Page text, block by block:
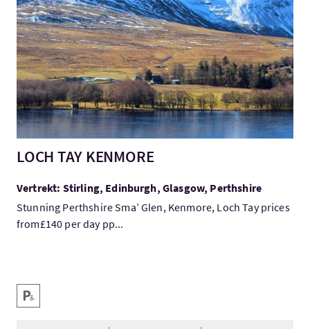
Bezoek:LOCH TAY KENMORE
LOCH TAY KENMORE
Vertrekt: Stirling, Edinburgh, Glasgow, Perthshire
Stunning Perthshire Sma’ Glen, Kenmore, Loch Tay prices
from£140 per day pp...
Hoofd faciliteiten
Invalidenparkeerplaats